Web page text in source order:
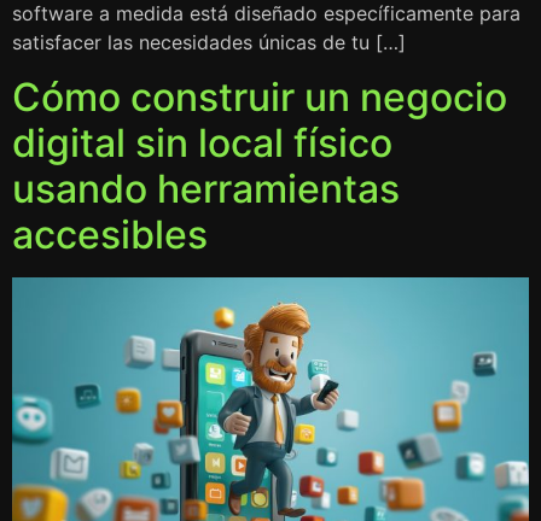
software a medida está diseñado específicamente para
satisfacer las necesidades únicas de tu […]
Cómo construir un negocio
digital sin local físico
usando herramientas
accesibles